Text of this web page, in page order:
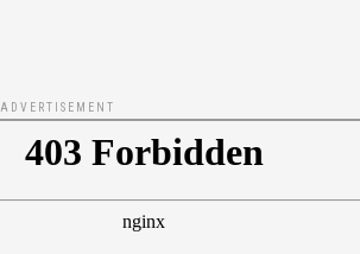
ADVERTISEMENT